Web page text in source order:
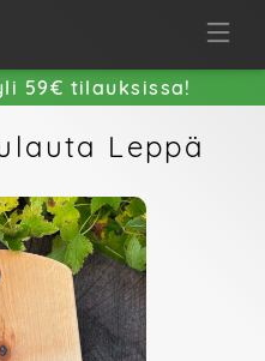
59€ tilauksissa!
Leppä